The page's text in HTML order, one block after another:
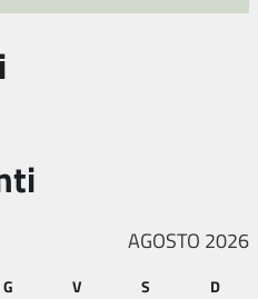
AGOSTO 2026
G V S D